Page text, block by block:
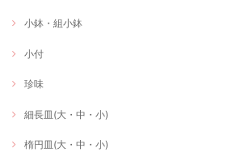
小鉢・組小鉢
小付
珍味
細長皿(大・中・小)
楕円皿(大・中・小)